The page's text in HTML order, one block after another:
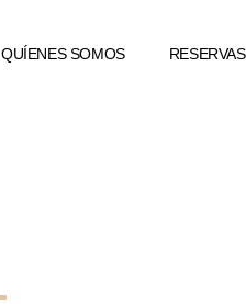
QUÍENES SOMOS RESERVAS